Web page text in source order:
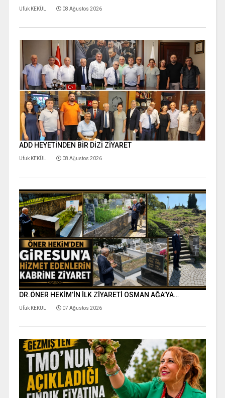
Ufuk KEKÜL 08 Ağustos 2026
ADD HEYETİNDEN BİR DİZİ ZİYARET
Ufuk KEKÜL 08 Ağustos 2026
DR.ÖNER HEKİM’İN İLK ZİYARETİ OSMAN AĞA’YA…
Ufuk KEKÜL 07 Ağustos 2026